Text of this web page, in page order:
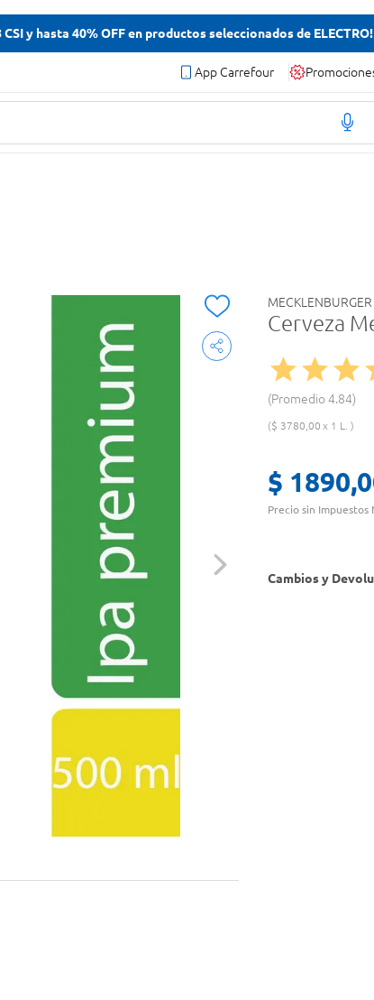
CSI y hasta 40% OFF en productos seleccionados de
App Carrefour
MECKLENBURGER
Cerveza
Promedio4.84
$ 3780,00 1 L.
$ 1890,
Precio sin Impuestos
Cambios y